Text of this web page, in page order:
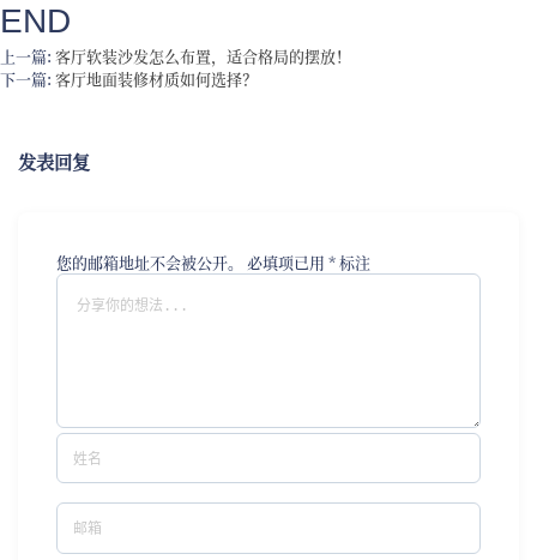
END
上一篇: 客厅软装沙发怎么布置，适合格局的摆放！
下一篇: 客厅地面装修材质如何选择？
发表回复
您的邮箱地址不会被公开。 必填项已用 *标注